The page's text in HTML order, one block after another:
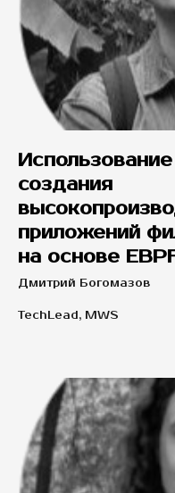
создания
приложений
на основе
Дмитрий Богомазов
TechLead, MWS